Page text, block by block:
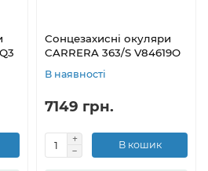
Сонцезахисні окуляри
CARRERA 363/S V84619O
В наявності
7149 грн.
В кошик